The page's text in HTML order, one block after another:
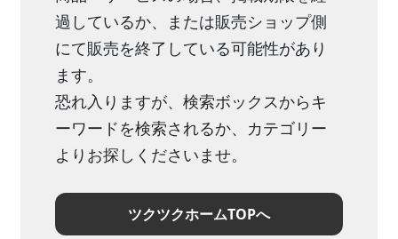
過しているか、または販売ショップ側
にて販売を終了している可能性があり
ます。
恐れ入りますが、検索ボックスからキ
ーワードを検索されるか、カテゴリー
よりお探しくださいませ。
ツクツクホームTOPへ